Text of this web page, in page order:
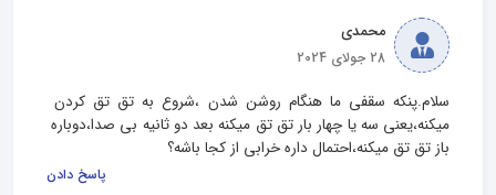
محمدی
28 جولای 2024
سلام.پنکه سقفی ما هنگام روشن شدن ،شروع به تق تق کردن
میکنه،یعنی سه یا چهار بار تق تق میکنه بعد دو ثانیه بی صدا،دوباره
باز تق تق میکنه،احتمال داره خرابی از کجا باشه؟
پاسخ دادن